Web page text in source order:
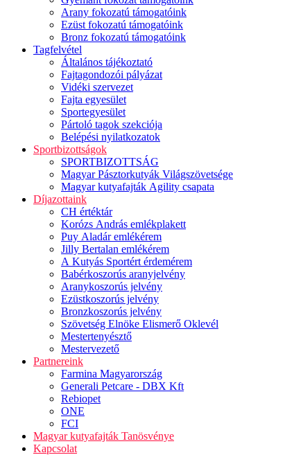
Arany fokozatú támogatóink
Ezüst fokozatú támogatóink
Bronz fokozatú támogatóink
Tagfelvétel
Általános tájékoztató
Fajtagondozói pályázat
Vidéki szervezet
Fajta egyesület
Sportegyesület
Pártoló tagok szekciója
Belépési nyilatkozatok
Sportbizottságok
SPORTBIZOTTSÁG
Magyar Pásztorkutyák Világszövetsége
Magyar kutyafajták Agility csapata
Díjazottaink
CH értéktár
Korózs András emlékplakett
Puy Aladár emlékérem
Jilly Bertalan emlékérem
A Kutyás Sportért érdemérem
Babérkoszorús aranyjelvény
Aranykoszorús jelvény
Ezüstkoszorús jelvény
Bronzkoszorús jelvény
Szövetség Elnöke Elismerő Oklevél
Mestertenyésztő
Mestervezető
Partnereink
Farmina Magyarország
Generali Petcare - DBX Kft
Rebiopet
ONE
FCI
Magyar kutyafajták Tanösvénye
Kapcsolat